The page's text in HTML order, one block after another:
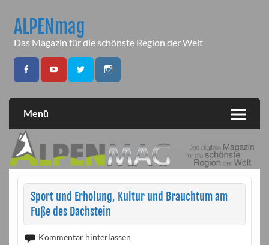
contentALPENmag
Das Magazin für die schönste Region der Welt
Menü
Sport und Erholung, Kultur und Brauchtum am
Fuße des Dachstein
Kommentar hinterlassen